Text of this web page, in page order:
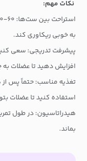
نکات مهم:
به خوبی ریکاوری کند.
پیشرفت تدریجی: سعی
افزایش دهید تا عضلات
تغذیه مناسب: حتماً پس از
استفاده کنید تا عضلات
هیدراتاسیون: در طول
بماند.